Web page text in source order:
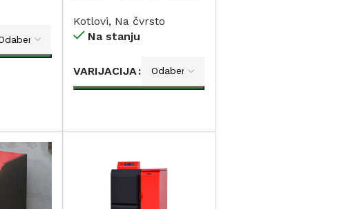
50 kW
Kotlovi, Na čvrsto
Na stanju
VARIJACIJA